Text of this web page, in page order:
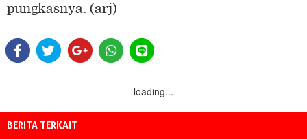
pungkasnya. (arj)
loading...
BERITA TERKAIT